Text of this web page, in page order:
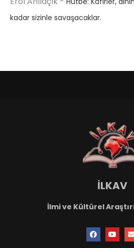
kadar sizinle savaşacaklar.
İLKAV
İlmi ve Kültürel